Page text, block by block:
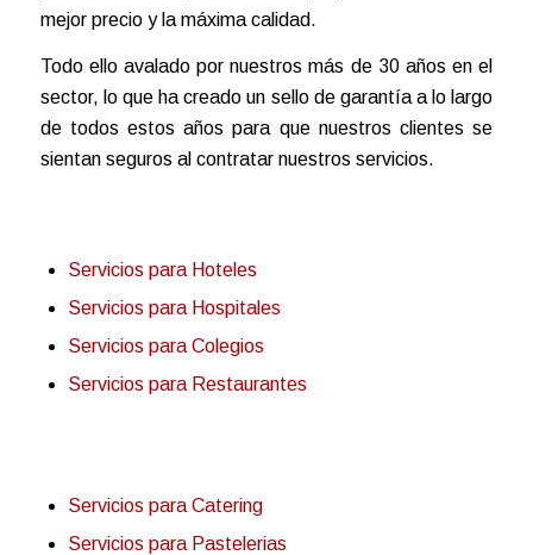
mejor precio y la máxima calidad.
Todo ello avalado por nuestros más de 30 años en el
sector, lo que ha creado un sello de garantía a lo largo
de todos estos años para que nuestros clientes se
sientan seguros al contratar nuestros servicios.
Servicios para Hoteles
Servicios para Hospitales
Servicios para Colegios
Servicios para Restaurantes
Servicios para Catering
Servicios para Pastelerias